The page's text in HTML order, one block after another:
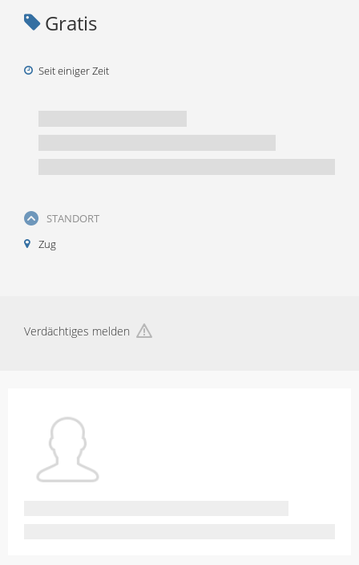
Gratis
Seit einiger Zeit
STANDORT
Zug
Verdächtiges melden